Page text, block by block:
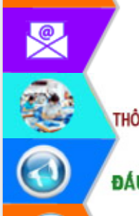
công tác cải cách hành chính mô hình
mới
UBND tỉnh họp báo định kỳ tháng 4
năm 2026
Hội thảo khoa học “Giải pháp thúc đẩy
phát triển nền kinh tế xanh tại tỉnh
Đắk Lắk”
Tăng cường giám sát, đôn đốc thực
hiện nhiệm vụ quản lý tài sản công
hàng tuần
Tháo gỡ những vướng mắc, đẩy mạnh
công tác cải cách thủ tục hành chính
tại Trung tâm Phục vụ hành chính
công tỉnh